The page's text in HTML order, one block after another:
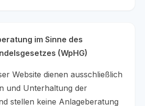
im Sinne des
(WpHG)
Website dienen ausschließlich
und Unterhaltung der
stellen keine Anlageberatung